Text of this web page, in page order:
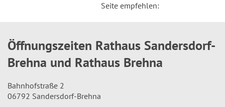
Seite empfehlen:
Öffnungszeiten Rathaus Sandersdorf-
Brehna und Rathaus Brehna
Bahnhofstraße 2
06792 Sandersdorf-Brehna